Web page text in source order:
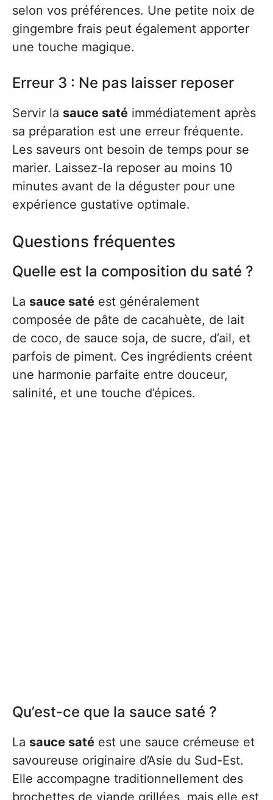
selon vos préférences. Une petite noix de
gingembre frais peut également apporter
une touche magique.
Erreur 3 : Ne pas laisser reposer
Servir la sauce saté immédiatement après
sa préparation est une erreur fréquente.
Les saveurs ont besoin de temps pour se
marier. Laissez-la reposer au moins 10
minutes avant de la déguster pour une
expérience gustative optimale.
Questions fréquentes
Quelle est la composition du saté ?
La sauce saté est généralement
composée de pâte de cacahuète, de lait
de coco, de sauce soja, de sucre, d’ail, et
parfois de piment. Ces ingrédients créent
une harmonie parfaite entre douceur,
salinité, et une touche d’épices.
Qu’est-ce que la sauce saté ?
La sauce saté est une sauce crémeuse et
savoureuse originaire d’Asie du Sud-Est.
Elle accompagne traditionnellement des
brochettes de viande grillées, mais elle est